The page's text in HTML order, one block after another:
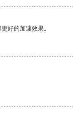
好的加速效果。